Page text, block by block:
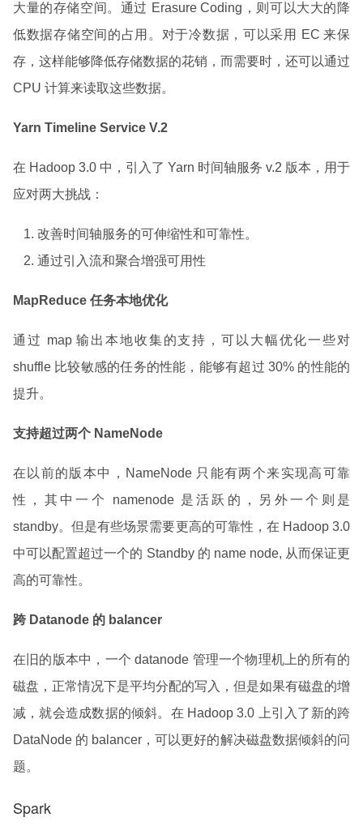
大量的存储空间。通过 Erasure Coding，则可以大大的降
低数据存储空间的占用。对于冷数据，可以采用 EC 来保
存，这样能够降低存储数据的花销，而需要时，还可以通过
CPU 计算来读取这些数据。
Yarn Timeline Service V.2
在 Hadoop 3.0 中，引入了 Yarn 时间轴服务 v.2 版本，用于
应对两大挑战：
改善时间轴服务的可伸缩性和可靠性。
通过引入流和聚合增强可用性
MapReduce 任务本地优化
通过 map 输出本地收集的支持，可以大幅优化一些对
shuffle 比较敏感的任务的性能，能够有超过 30% 的性能的
提升。
支持超过两个 NameNode
在以前的版本中，NameNode 只能有两个来实现高可靠
性，其中一个 namenode 是活跃的，另外一个则是
standby。但是有些场景需要更高的可靠性，在 Hadoop 3.0
中可以配置超过一个的 Standby 的 name node, 从而保证更
高的可靠性。
跨 Datanode 的 balancer
在旧的版本中，一个 datanode 管理一个物理机上的所有的
磁盘，正常情况下是平均分配的写入，但是如果有磁盘的增
减，就会造成数据的倾斜。在 Hadoop 3.0 上引入了新的跨
DataNode 的 balancer，可以更好的解决磁盘数据倾斜的问
题。
Spark